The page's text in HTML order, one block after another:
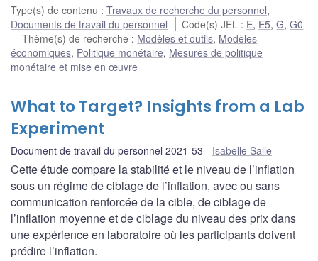
Type(s) de contenu : Travaux de recherche du personnel,
Documents de travail du personnel
Code(s) JEL : E, E5,G,G0
Thème(s) de recherche : Modèles et outils, Modèles
économiques, Politique monétaire, Mesures de politique
monétaire et mise en œuvre
What to Target? Insights from a Lab
Experiment
Document de travail du personnel 2021-53 Isabelle Salle
Cette étude compare la stabilité et le niveau de l’inflation
sous un régime de ciblage de l’inflation, avec ou sans
communication renforcée de la cible, de ciblage de
l’inflation moyenne et de ciblage du niveau des prix dans
une expérience en laboratoire où les participants doivent
prédire l’inflation.